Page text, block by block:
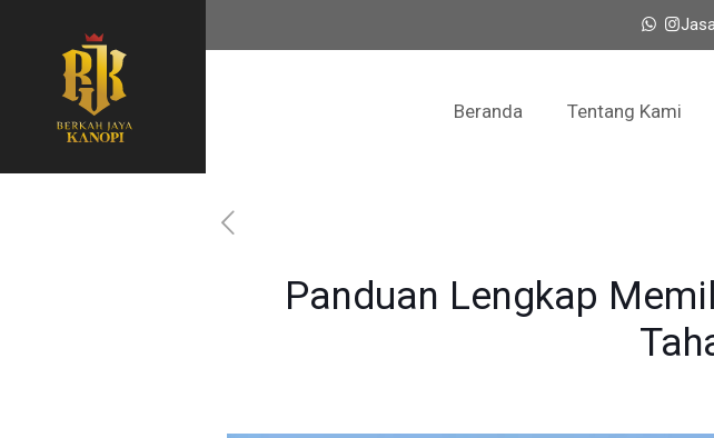
Beranda Tentang Kami
Panduan Lengkap